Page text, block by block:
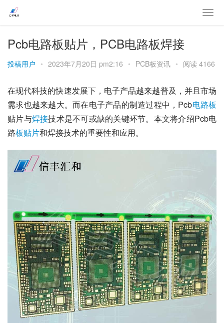
Pcb电路板贴片，PCB电路板焊接
投稿用户 • 2023年7月20日 pm2:16 • PCB板资讯 • 阅读 4166
在现代科技的快速发展下，电子产品越来越普及，并且市场
需求也越来越大。而在电子产品的制造过程中，Pcb电路板
贴片与焊接技术是不可或缺的关键环节。本文将介绍Pcb电
路板贴片和焊接技术的重要性和应用。